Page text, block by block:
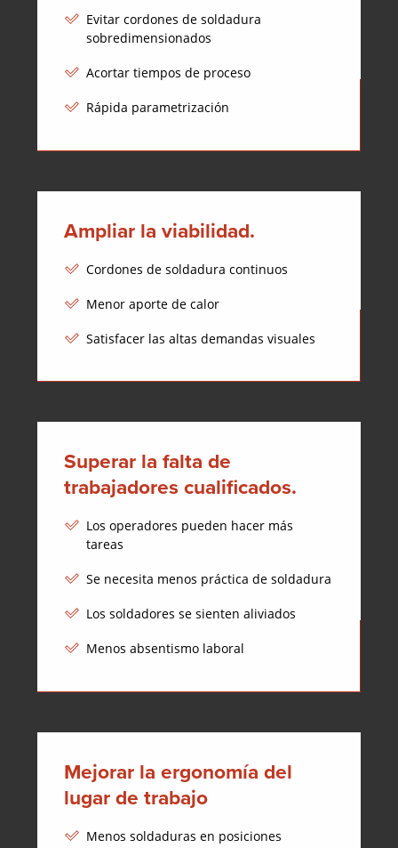
Evitar cordones de soldadura
sobredimensionados
Acortar tiempos de proceso
Rápida parametrización
Ampliar la viabilidad.
Cordones de soldadura continuos
Menor aporte de calor
Satisfacer las altas demandas visuales
Superar la falta de
trabajadores cualificados.
Los operadores pueden hacer más
tareas
Se necesita menos práctica de soldadura
Los soldadores se sienten aliviados
Menos absentismo laboral
Mejorar la ergonomía del
lugar de trabajo
Menos soldaduras en posiciones